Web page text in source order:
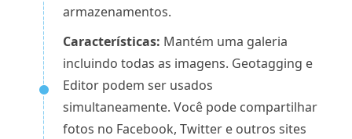
armazenamentos.
Características: Mantém uma galeria
incluindo todas as imagens. Geotagging e
Editor podem ser usados ​​
simultaneamente. Você pode compartilhar
fotos no Facebook, Twitter e outros sites